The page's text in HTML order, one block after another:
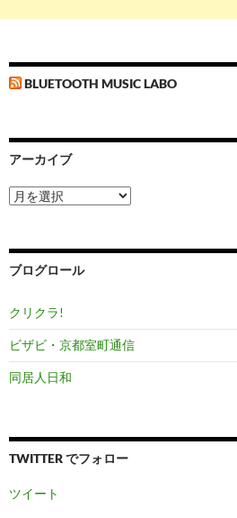
BLUETOOTH MUSIC LABO
アーカイブ
ア
ー
ブ
ブログロール
クリクラ!
ビザビ・京都室町通信
同居人日和
TWITTER でフォロー
ツイート